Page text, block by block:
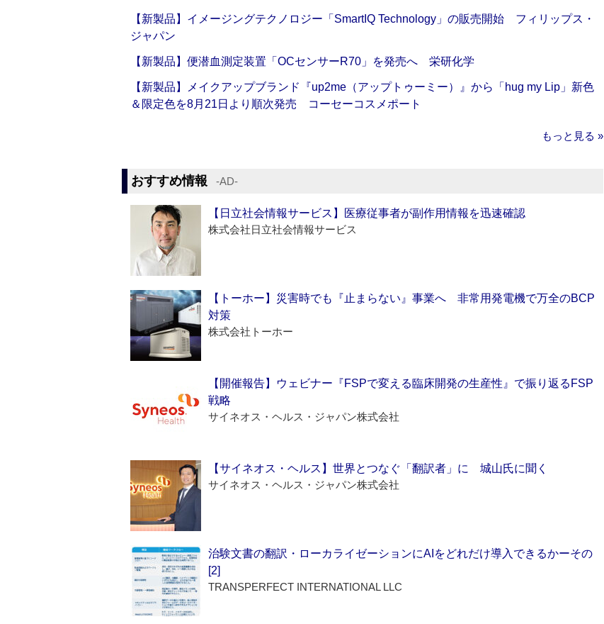
【新製品】イメージングテクノロジー「SmartIQ Technology」の販売開始 フィリップス・
ジャパン
【新製品】便潜血測定装置「OCセンサーR70」を発売へ 栄研化学
【新製品】メイクアップブランド『up2me（アップトゥーミー）』から「hug my Lip」新色
＆限定色を8月21日より順次発売 コーセーコスメポート
もっと見る »
おすすめ情報 ‐AD‐
【日立社会情報サービス】医療従事者が副作用情報を迅速確認
株式会社日立社会情報サービス
【トーホー】災害時でも『止まらない』事業へ 非常用発電機で万全のBCP
対策
株式会社トーホー
【開催報告】ウェビナー『FSPで変える臨床開発の生産性』で振り返るFSP
戦略
サイネオス・ヘルス・ジャパン株式会社
【サイネオス・ヘルス】世界とつなぐ「翻訳者」に 城山氏に聞く
サイネオス・ヘルス・ジャパン株式会社
治験文書の翻訳・ローカライゼーションにAIをどれだけ導入できるかーその
[2]
TRANSPERFECT INTERNATIONAL LLC